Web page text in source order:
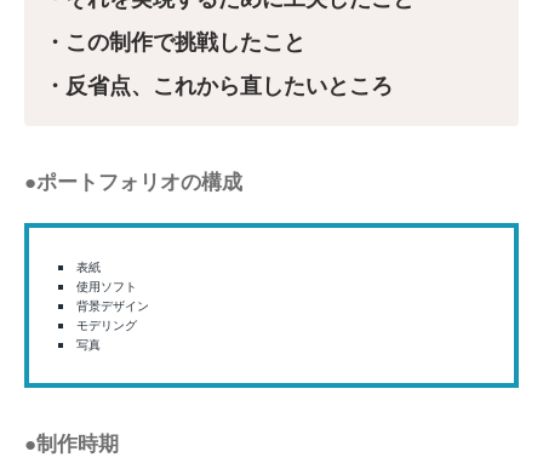
・この制作で挑戦したこと
・反省点、これから直したいところ
●ポートフォリオの構成
表紙
使用ソフト
背景デザイン
モデリング
写真
●制作時期